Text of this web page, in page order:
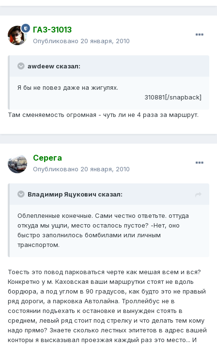
ГАЗ-31013
Опубликовано 20 января, 2010
awdeew сказал:
Я бы не повез даже на жигулях.
310881[/snapback]
Там сменяемость огромная - чуть ли не 4 раза за маршрут.
Серега
Опубликовано 20 января, 2010
Владимир Яцукович сказал:
Облепленные конечные. Сами честно ответьте. оттуда
откуда мы ущли, место осталось пустое? -Нет, оно
быстро заполнилось бомбилами или личным
транспортом.
Тоесть это повод парковаться черте как мешая всем и вся?
Конкретно у м. Каховская ваши маршрутки стоят не вдоль
бордюра, а под углом в 90 градусов, как будто это не правый
ряд дороги, а парковка Автолайна. Троллейбус не в
состоянии подъехать к остановке и вынужден стоять в
среднем, левый ряд стоит под стрелку и что делать тем кому
надо прямо? Знаете сколько лестных эпитетов в адрес вашей
конторы я высказывал проезжая каждый раз это место... И